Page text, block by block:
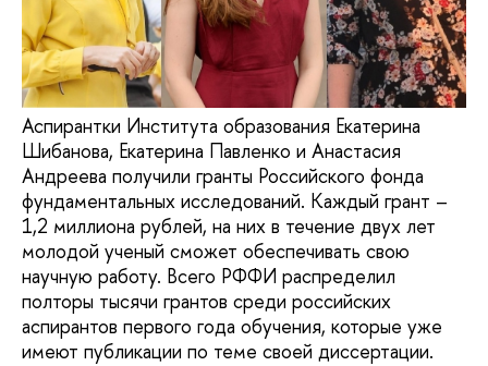
Аспирантки Института образования Екатерина
Шибанова, Екатерина Павленко и Анастасия
Андреева получили гранты Российского фонда
фундаментальных исследований. Каждый грант –
1,2 миллиона рублей, на них в течение двух лет
молодой ученый сможет обеспечивать свою
научную работу. Всего РФФИ распределил
полторы тысячи грантов среди российских
аспирантов первого года обучения, которые уже
имеют публикации по теме своей диссертации.